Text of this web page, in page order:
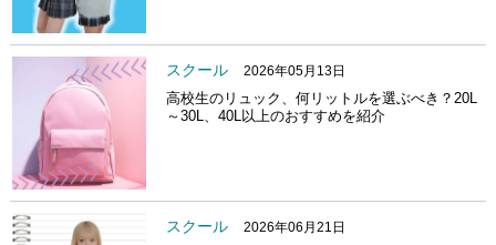
スクール 2026年05月13日
高校生のリュック、何リットルを選ぶべき？20L
～30L、40L以上のおすすめを紹介
スクール 2026年06月21日